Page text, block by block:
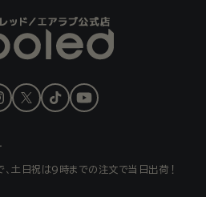
X
TikTokYouTube
土日祝は9時までの注文で当日出荷！